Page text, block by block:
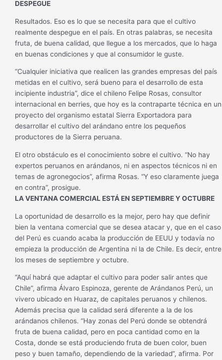
DESPEGUE
Resultados. Eso es lo que se necesita para que el cultivo
realmente despegue en el país. En otras palabras, se necesita
fruta, de buena calidad, que llegue a los mercados, que lo haga
en buenas condiciones y que al consumidor le guste.
“Cualquier iniciativa que realicen las grandes empresas del país
metidas en el cultivo, será bueno para el desarrollo de esta
incipiente industria”, dice el chileno Felipe Rosas, consultor
internacional en berries, que hoy es la contraparte técnica en un
proyecto del organismo estatal Sierra Exportadora para
desarrollar el cultivo del arándano entre los pequeños
productores de la Sierra peruana.
El otro obstáculo es el conocimiento sobre el cultivo. “No hay
expertos peruanos en arándanos, ni en aspectos técnicos ni en
temas de agronegocios”, afirma Rosas. “Y eso claramente juega
en contra”, prosigue.
LA VENTANA COMERCIAL ESTÁ EN SEPTIEMBRE Y OCTUBRE
La oportunidad de desarrollo es la mejor, pero hay que definir
bien la ventana comercial que se desea atacar y, que en el caso
del Perú es cuando acaba la producción de EEUU y todavía no
empieza la producción de Argentina ni la de Chile. Es decir, entre
los meses de septiembre y octubre.
“Aquí habrá que adaptar el cultivo para poder salir antes que
Chile”, afirma Álvaro Espinoza, gerente de Arándanos Perú, un
vivero ubicado en Huaraz, de capitales peruanos y chilenos.
Además precisa que la calidad será diferente a la de los
arándanos chilenos. “Hay zonas del Perú donde se obtendrá
fruta de buena calidad, pero en poca cantidad como en la
Costa, donde se está produciendo fruta de buen color, buen
peso y buen tamaño, dependiendo de la variedad”, afirma. Por